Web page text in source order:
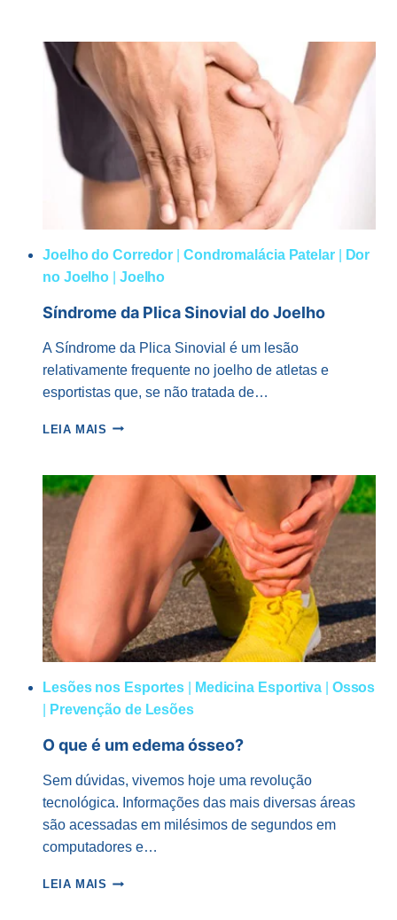
DE
LESÕES
CARTILAGINOSAS
Joelho do Corredor Condromalácia Patelar|
Dor
no Joelho
Joelho
Síndrome da Plica Sinovial do Joelho
A Síndrome da Plica Sinovial é um lesão
relativamente frequente no joelho de atletas e
esportistas que, se não tratada de…
LEIA MAIS SÍNDROME
SINOVIAL
Lesões nos Esportes Medicina Esportiva
Ossos
Prevenção de Lesões
O que é um edema ósseo?
Sem dúvidas, vivemos hoje uma revolução
tecnológica. Informações das mais diversas áreas
são acessadas em milésimos de segundos em
computadores e…
LEIA MAIS O